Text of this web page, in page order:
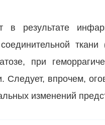
в ре­зультате
при
впрочем,
изменений